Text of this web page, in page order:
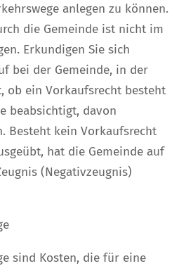
anlegen zu können.
die Gemeinde ist nicht im
Erkundigen Sie sich
bei der Gemeinde, in der
ob ein Vorkaufsrecht besteht
beabsichtigt, davon
Besteht kein Vorkaufsrecht
hat die Gemeinde auf
(Negativzeugnis)
sind Kosten, die für eine